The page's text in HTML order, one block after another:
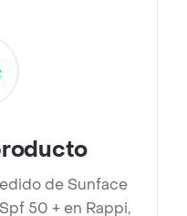
de Sunface
50 + en Rappi,